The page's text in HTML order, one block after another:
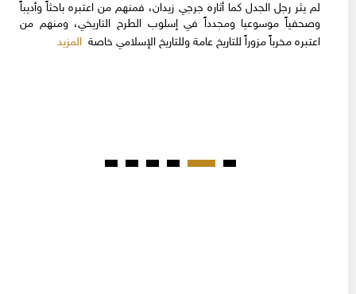
لم يثر رجل الجدل كما أثاره جرجي زيدان، فمنهم من اعتبره باحثاً وأديباً
وصحفياً موسوعيا ومجدداً في إسلوب الطرح التاريخي، ومنهم من
اعتبره مخرباً مزوراً للتاريخ عامة وللتاريخ الإسلامي خاصةالمزيد